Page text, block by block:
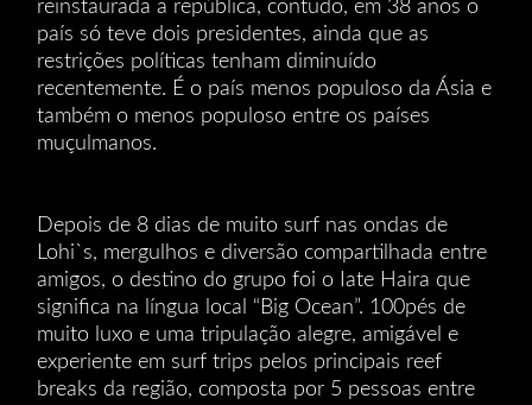
reinstaurada a república, contudo, em 38 anos o
país só teve dois presidentes, ainda que as
restrições políticas tenham diminuído
recentemente. É o país menos populoso da Ásia e
também o menos populoso entre os países
muçulmanos.
Depois de 8 dias de muito surf nas ondas de
Lohi`s, mergulhos e diversão compartilhada entre
amigos, o destino do grupo foi o Iate Haira que
significa na língua local “Big Ocean”. 100pés de
muito luxo e uma tripulação alegre, amigável e
experiente em surf trips pelos principais reef
breaks da região, composta por 5 pessoas entre